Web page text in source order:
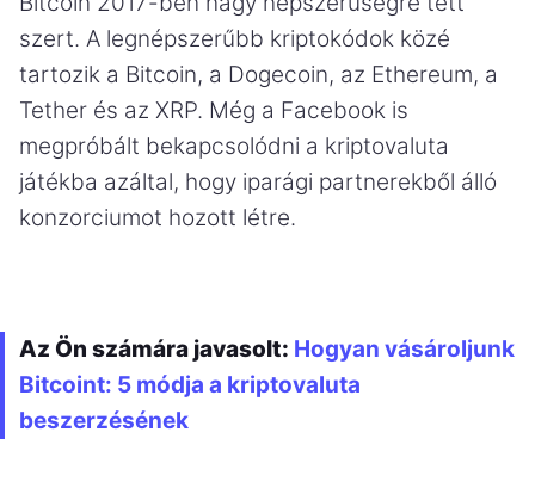
szert. A legnépszerűbb kriptokódok közé
tartozik a Bitcoin, a Dogecoin, az Ethereum, a
Tether és az XRP. Még a Facebook is
megpróbált bekapcsolódni a kriptovaluta
játékba azáltal, hogy iparági partnerekből álló
konzorciumot hozott létre.
Az Ön számára javasolt: Hogyan vásároljunk
Bitcoint: 5 módja a kriptovaluta
beszerzésének